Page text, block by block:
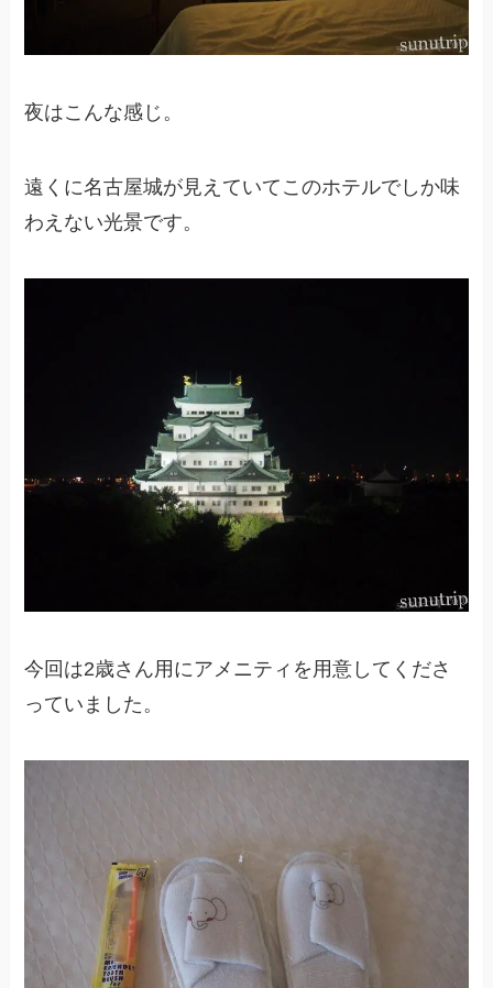
夜はこんな感じ。
遠くに名古屋城が見えていてこのホテルでしか味
わえない光景です。
今回は2歳さん用にアメニティを用意してくださ
っていました。